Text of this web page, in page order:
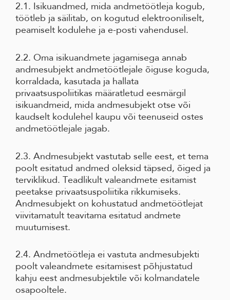
2.1. Isikuandmed, mida andmetöötleja kogub,
töötleb ja säilitab, on kogutud elektrooniliselt,
peamiselt kodulehe ja e-posti vahendusel.
2.2. Oma isikuandmete jagamisega annab
andmesubjekt andmetöötlejale õiguse koguda,
korraldada, kasutada ja hallata
privaatsuspoliitikas määratletud eesmärgil
isikuandmeid, mida andmesubjekt otse või
kaudselt kodulehel kaupu või teenuseid ostes
andmetöötlejale jagab.
2.3. Andmesubjekt vastutab selle eest, et tema
poolt esitatud andmed oleksid täpsed, õiged ja
terviklikud. Teadlikult valeandmete esitamist
peetakse privaatsuspoliitika rikkumiseks.
Andmesubjekt on kohustatud andmetöötlejat
viivitamatult teavitama esitatud andmete
muutumisest.
2.4. Andmetöötleja ei vastuta andmesubjekti
poolt valeandmete esitamisest põhjustatud
kahju eest andmesubjektile või kolmandatele
osapooltele.